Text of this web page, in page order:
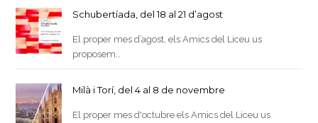
Schubertíada, del 18 al 21 d’agost
El proper mes d’agost, els Amics del Liceu us
proposem…
Milà i Torí, del 4 al 8 de novembre
El proper mes d'octubre els Amics del Liceu us